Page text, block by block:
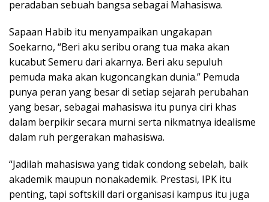
peradaban sebuah bangsa sebagai Mahasiswa.
Sapaan Habib itu menyampaikan ungakapan
Soekarno, “Beri aku seribu orang tua maka akan
kucabut Semeru dari akarnya. Beri aku sepuluh
pemuda maka akan kugoncangkan dunia.” Pemuda
punya peran yang besar di setiap sejarah perubahan
yang besar, sebagai mahasiswa itu punya ciri khas
dalam berpikir secara murni serta nikmatnya idealisme
dalam ruh pergerakan mahasiswa.
“Jadilah mahasiswa yang tidak condong sebelah, baik
akademik maupun nonakademik. Prestasi, IPK itu
penting, tapi softskill dari organisasi kampus itu juga